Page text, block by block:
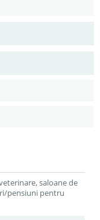
saloane de
pensiuni pentru